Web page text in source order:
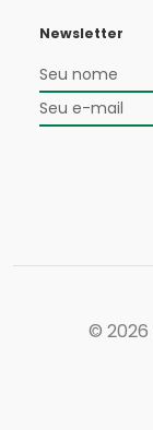
Newsletter
© 2026